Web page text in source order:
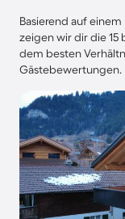
Basierend auf
zeigen wir dir die
dem besten
Gästebewertungen.